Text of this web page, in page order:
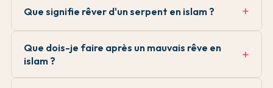
Que signifie rêver d'un serpent en islam ?
Que dois-je faire après un mauvais rêve en
islam ?